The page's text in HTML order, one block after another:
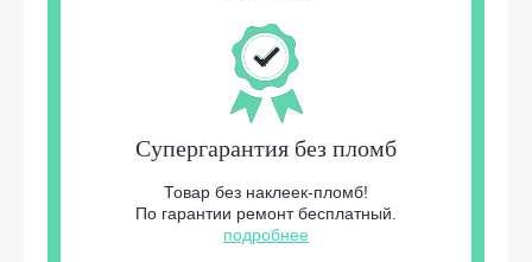
Супергарантия без пломб
Товар без наклеек-пломб!
По гарантии ремонт бесплатный.
подробнее